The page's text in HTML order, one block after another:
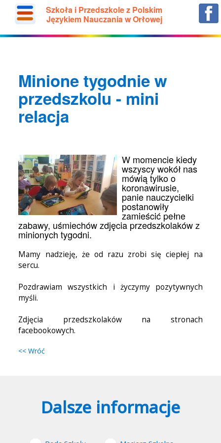
Szkoła i Przedszkole z Polskim
Językiem Nauczania w Orłowej
Minione tygodnie w
przedszkolu - mini
relacja
W momencie kiedy
wszyscy wokół nas
mówią tylko o
koronawirusie,
panie nauczycielki
postanowiły
zamieścić pełne
zabawy, uśmiechów zdjęcia przedszkolaków z
minionych tygodni.
Mamy nadzieję, że od razu zrobi się ciepłej na
sercu.
Pozdrawiam wszystkich i życzymy pozytywnych
myśli.
Zdjęcia przedszkolaków na stronach
facebookowych.
<< Wróć
Dalsze informacje